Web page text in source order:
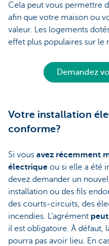
Cela peut vous permettre
afin que votre maison ou
valeur. Les logements
effet plus populaires sur le
Demandez
Votre installation
conforme?
Si vous avez récemment
électrique ou si elle a été
devez demander un
installation ou des fils
des courts-circuits, des
incendies. L’agrément
il est obligatoire. À défaut,
pourra pas avoir lieu. En